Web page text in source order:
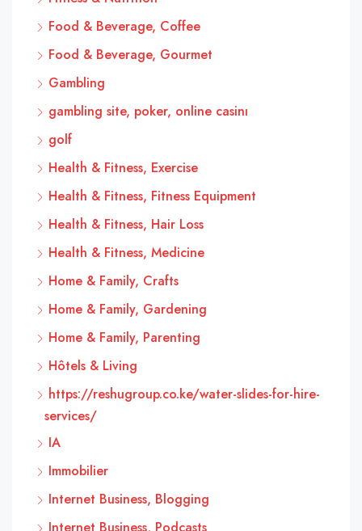
Food & Beverage, Coffee
Food & Beverage, Gourmet
Gambling
gambling site, poker, online casinı
golf
Health & Fitness, Exercise
Health & Fitness, Fitness Equipment
Health & Fitness, Hair Loss
Health & Fitness, Medicine
Home & Family, Crafts
Home & Family, Gardening
Home & Family, Parenting
Hôtels & Living
https://reshugroup.co.ke/water-slides-for-hire-
services/
IA
Immobilier
Internet Business, Blogging